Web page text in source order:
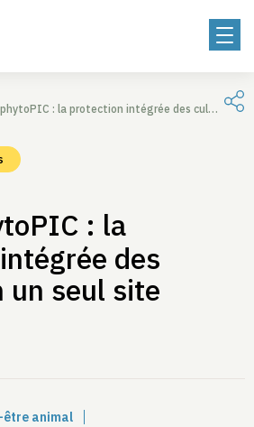
: la protection intégrée des cultures en un seul site
: la
des
un seul site
être animal